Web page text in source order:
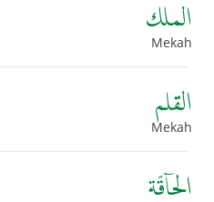
الملك
Mekah
القلم
Mekah
الحاۤقّة